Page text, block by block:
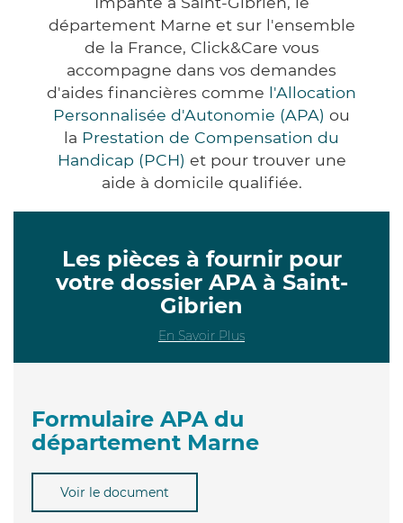
département Marne et sur l'ensemble
de la France, Click&Care vous
accompagne dans vos demandes
d'aides financières comme l'Allocation
Personnalisée d'Autonomie (APA) ou
la Prestation de Compensation du
Handicap (PCH) et pour trouver une
aide à domicile qualifiée.
Les pièces à fournir pour
votre dossier APA à Saint-
Gibrien
En Savoir Plus
Formulaire APA du
département Marne
Voir le document